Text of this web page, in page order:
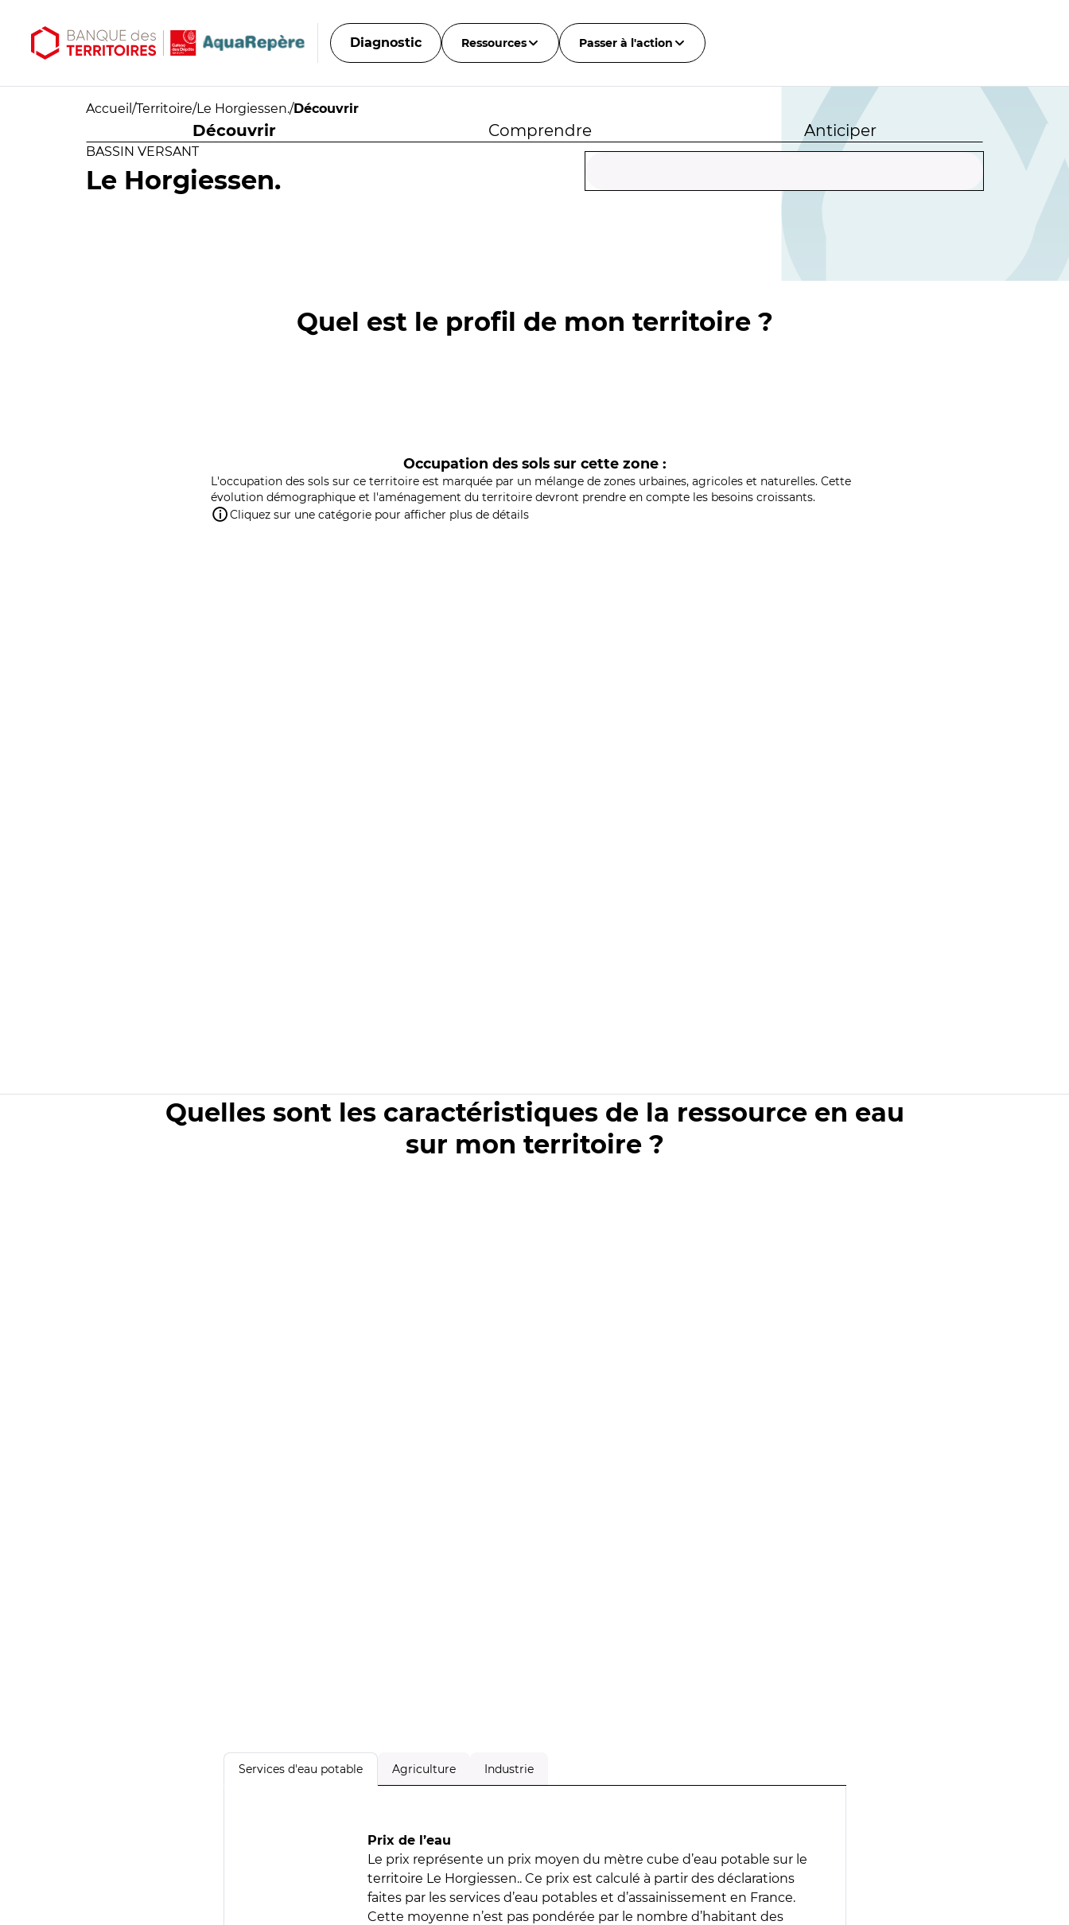
Diagnostic Ressources Passer à l'action
Accueil /Territoire/Le Horgiessen./Découvrir
Découvrir Comprendre Anticiper
BASSIN VERSANT
Le Horgiessen.
Quel est le profil de mon territoire ?
Occupation des sols sur cette zone :
L'occupation des sols sur ce territoire est marquée par un mélange de zones urbaines, agricoles et naturelles. Cette
évolution démographique et l'aménagement du territoire devront prendre en compte les besoins croissants.
Cliquez sur une catégorie pour afficher plus de détails
Quelles sont les caractéristiques de la ressource en eau
sur mon territoire ?
Services d'eau potable Agriculture Industrie
Prix de l’eau
Le prix représente un prix moyen du mètre cube d’eau potable sur le
territoire Le Horgiessen.. Ce prix est calculé à partir des déclarations
faites par les services d’eau potables et d’assainissement en France.
Cette moyenne n’est pas pondérée par le nombre d’habitant des